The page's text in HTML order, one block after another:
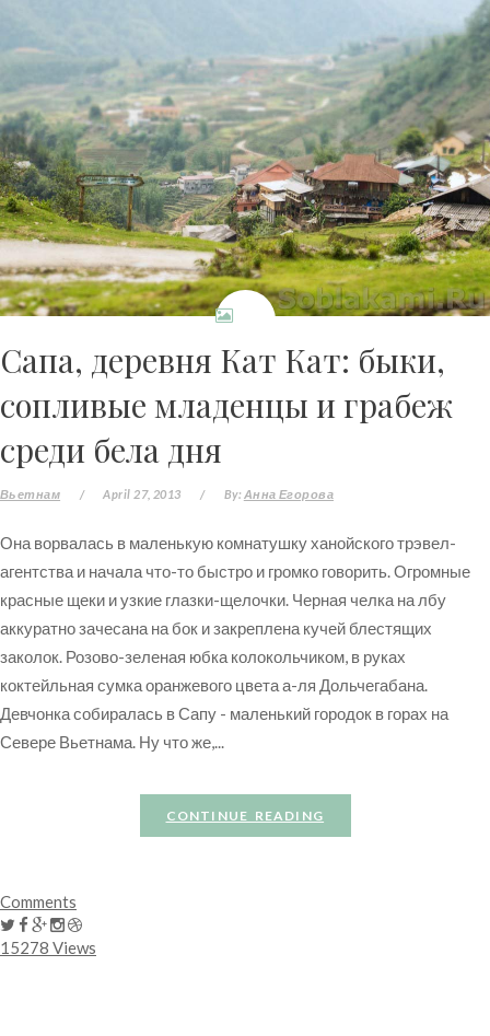
Сапа, деревня Кат Кат: быки,
сопливые младенцы и грабеж
среди бела дня
Вьетнам / April 27, 2013 / By: Анна Егорова
Она ворвалась в маленькую комнатушку ханойского трэвел-
агентства и начала что-то быстро и громко говорить. Огромные
красные щеки и узкие глазки-щелочки. Черная челка на лбу
аккуратно зачесана на бок и закреплена кучей блестящих
заколок. Розово-зеленая юбка колокольчиком, в руках
коктейльная сумка оранжевого цвета а-ля Дольчегабана.
Девчонка собиралась в Сапу - маленький городок в горах на
Севере Вьетнама. Ну что же,...
CONTINUE READING
Comments
15278 Views